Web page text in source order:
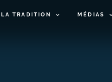
TRADITION MÉDIAS